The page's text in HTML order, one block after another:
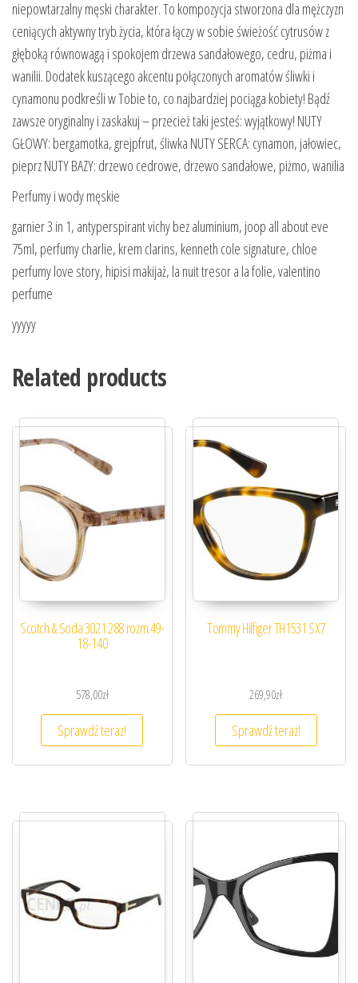
niepowtarzalny męski charakter. To kompozycja stworzona dla mężczyzn
ceniących aktywny tryb życia, która łączy w sobie świeżość cytrusów z
głęboką równowagą i spokojem drzewa sandałowego, cedru, piżma i
wanilii. Dodatek kuszącego akcentu połączonych aromatów śliwki i
cynamonu podkreśli w Tobie to, co najbardziej pociąga kobiety! Bądź
zawsze oryginalny i zaskakuj – przecież taki jesteś: wyjątkowy! NUTY
GŁOWY: bergamotka, grejpfrut, śliwka NUTY SERCA: cynamon, jałowiec,
pieprz NUTY BAZY: drzewo cedrowe, drzewo sandałowe, piżmo, wanilia
Perfumy i wody męskie
garnier 3 in 1, antyperspirant vichy bez aluminium, joop all about eve
75ml, perfumy charlie, krem clarins, kenneth cole signature, chloe
perfumy love story, hipisi makijaż, la nuit tresor a la folie, valentino
perfume
yyyyy
Related products
Scotch & Soda 3021 288 rozm.49-
18-140
578,00zł
Sprawdź teraz!
Tommy Hilfiger TH1531 SX7
269,90zł
Sprawdź teraz!